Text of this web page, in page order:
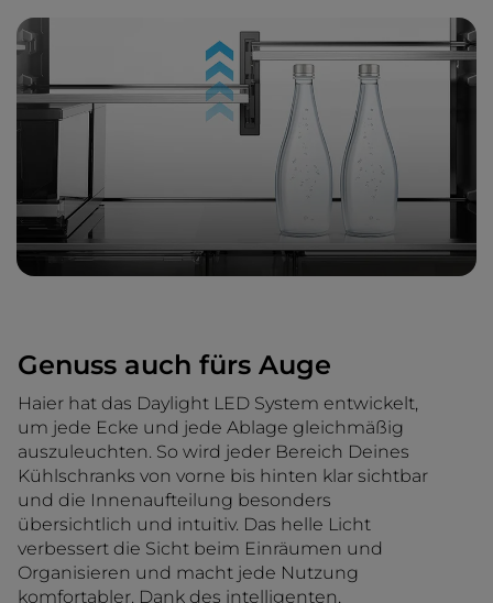
Genuss auch fürs Auge
Haier hat das Daylight LED System entwickelt,
um jede Ecke und jede Ablage gleichmäßig
auszuleuchten. So wird jeder Bereich Deines
Kühlschranks von vorne bis hinten klar sichtbar
und die Innenaufteilung besonders
übersichtlich und intuitiv. Das helle Licht
verbessert die Sicht beim Einräumen und
Organisieren und macht jede Nutzung
komfortabler. Dank des intelligenten,